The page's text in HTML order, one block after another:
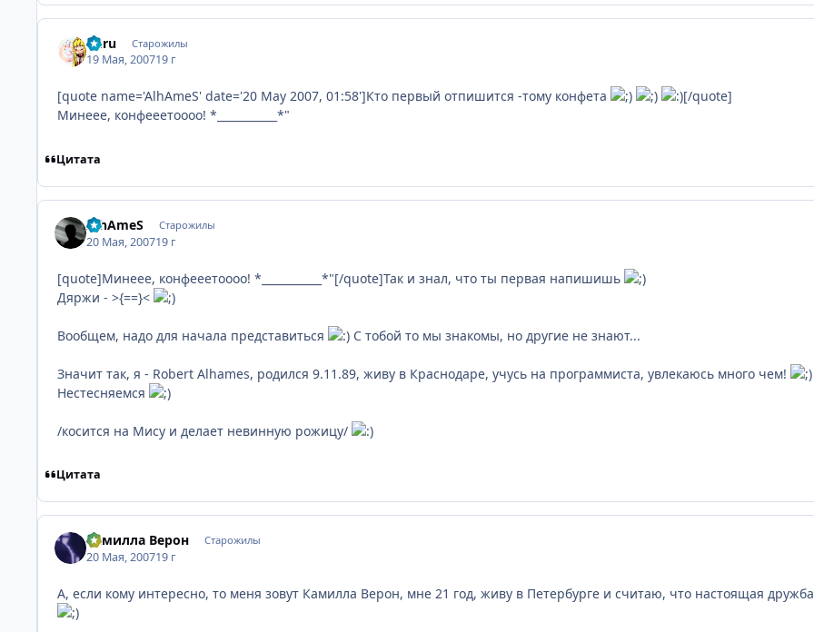
Kuru Старожилы
19 Мая, 200719 г
[quote name='AlhAmeS' date='20 May 2007, 01:58']Кто первый отпишится -тому конфета
[/quote]
Минеее, конфееетоооо! *___________*"
Цитата
AlhAmeS Старожилы
20 Мая, 200719 г
[quote]Минеее, конфееетоооо! *___________*"[/quote]Так и знал, что ты первая напишишь
Дяржи - >{==}<
Вообщем, надо для начала представиться С тобой то мы знакомы, но другие не знают...
Значит так, я - Robert Alhames, родился 9.11.89, живу в Краснодаре, учусь на программиста, увлекаюсь много чем!
Нестесняемся
/косится на Мису и делает невинную рожицу/
Цитата
Камилла Верон Старожилы
20 Мая, 200719 г
А, если кому интересно, то меня зовут Камилла Верон, мне 21 год, живу в Петербурге и считаю, что настоящая